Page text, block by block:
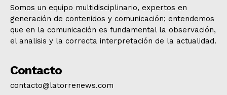
Somos un equipo multidisciplinario, expertos en
generación de contenidos y comunicación; entendemos
que en la comunicación es fundamental la observación,
el analisis y la correcta interpretación de la actualidad.
Contacto
contacto@latorrenews.com